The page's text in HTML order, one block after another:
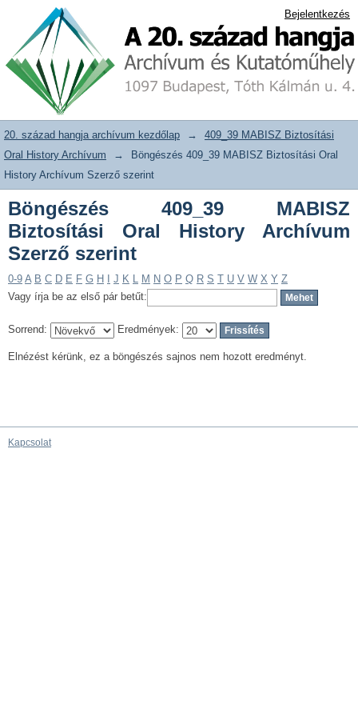
Böngészés 409_39 MABISZ Biztosítási
Oral History Archívum Szerző szerint
20. század hangja archívum adattár Bejelentkezés
20. század hangja archívum kezdőlap →
409_39 MABISZ Biztosítási
Oral History Archívum
→
Böngészés 409_39 MABISZ Biztosítási Oral
History Archívum Szerző szerint
Böngészés 409_39 MABISZ
Biztosítási Oral History Archívum
Szerző szerint
0-9 A B C D E F G H J K L M N O P Q R S T U V W X Y Z
Vagy írja be az első pár betűt:
Sorrend: Eredmények:
Elnézést kérünk, ez a böngészés sajnos nem hozott eredményt.
Kapcsolat